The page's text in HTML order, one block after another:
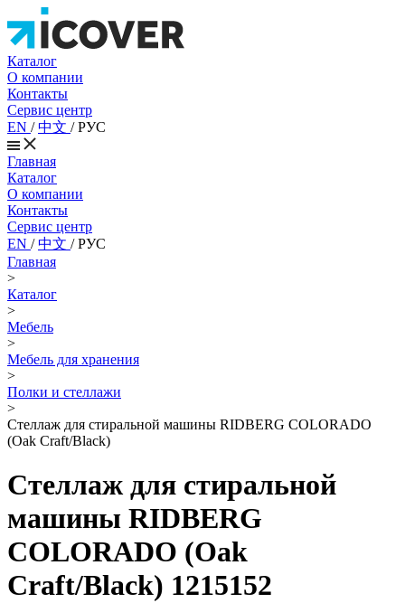
Каталог
О компании
Контакты
Сервис центр
EN /中文 /РУС
Главная
Каталог
О компании
Контакты
Сервис центр
EN /中文 /РУС
Главная
>
Каталог
>
Мебель
>
Мебель для хранения
>
Полки и стеллажи
>
Стеллаж для стиральной машины RIDBERG COLORADO
(Oak Craft/Black)
Стеллаж для стиральной
машины RIDBERG
COLORADO (Oak
Craft/Black) 1215152